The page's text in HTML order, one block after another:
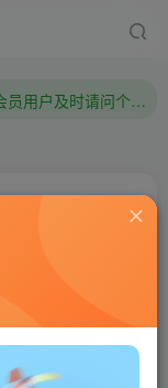
本站已开启QQ微信快速登录 ,拥有本站会员用户及时请问个人中心绑定！